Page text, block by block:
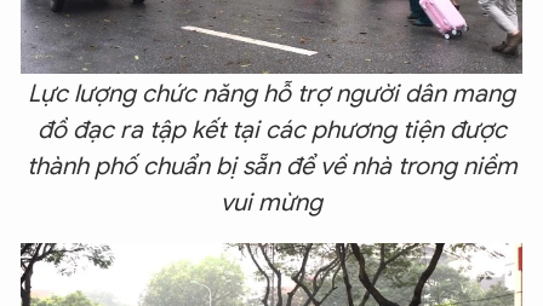
Lực lượng chức năng hỗ trợ người dân mang
đồ đạc ra tập kết tại các phương tiện được
thành phố chuẩn bị sẵn để về nhà trong niềm
vui mừng